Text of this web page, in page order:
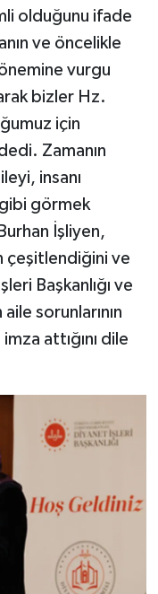
olduğunu ifade
ve öncelikle
vurgu
bizler Hz.
için
Zamanın
insanı
görmek
İşliyen,
çeşitlendiğini ve
Başkanlığı ve
sorunlarının
attığını dile